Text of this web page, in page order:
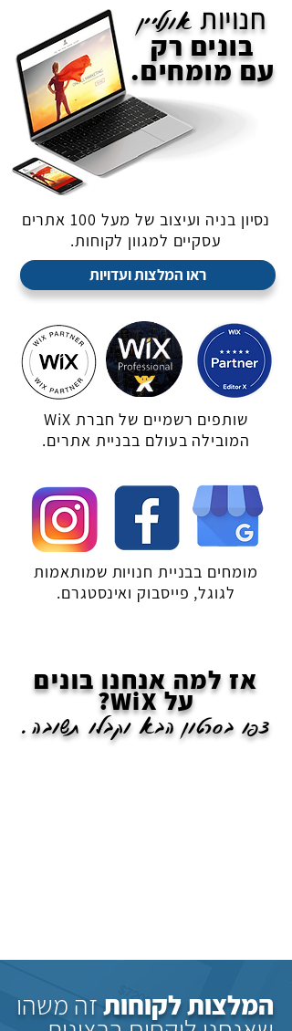
חנויות אונליין
בונים רק
עם מומחים.
נסיון בניה ועיצוב של מעל 100 אתרים
עסקיים למגוון לקוחות.
ראו המלצות ועדויות
שותפים רשמיים של חברת WiX
המובילה בעולם בבניית אתרים.
מומחים בבניית חנויות שמותאמות
לגוגל, פייסבוק ואינסטגרם.
אז למה אנחנו בונים
על WiX?
צפו בסרטון הבא וקבלו תשובה.
המלצות לקוחותזה משהו